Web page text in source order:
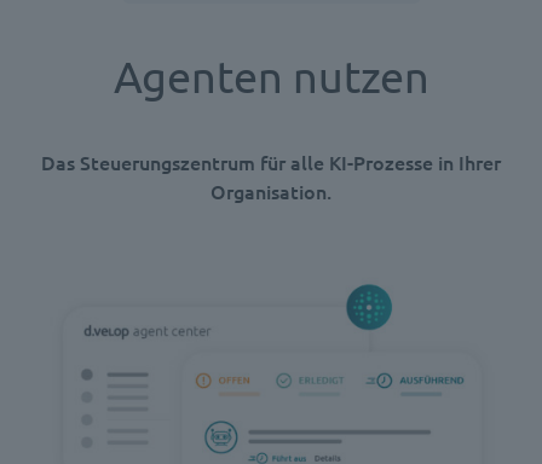
Agenten nutzen
Das Steuerungszentrum für alle KI-Prozesse in Ihrer
Organisation.